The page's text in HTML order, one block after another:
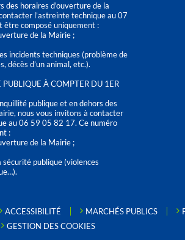
des horaires d'ouverture de la
l’astreinte technique au 07
composé uniquement :
de la Mairie ;
incidents techniques (problème de
décès d’un animal, etc.).
À COMPTER DU 1ER
publique et en dehors des
nous vous invitons à contacter
au 06 59 05 82 17. Ce numéro
:
de la Mairie ;
publique (violences
ACCESSIBILITÉ MARCHÉS PUBLICS
GESTION DES COOKIES